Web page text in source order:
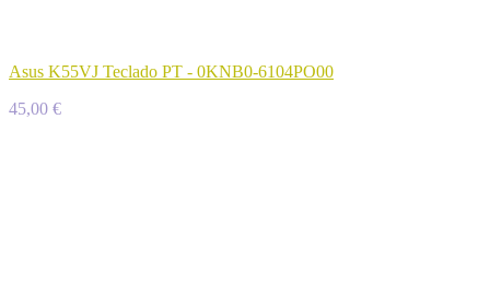
Asus K55VJ Teclado PT - 0KNB0-6104PO00
45,00 €